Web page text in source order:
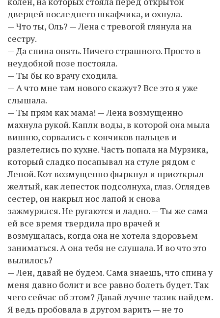
дверцей последнего шкафчика, и охнула.
— Что ты, Оль? — Лена с тревогой глянула на
сестру.
— Да спина опять. Ничего страшного. Просто в
неудобной позе постояла.
— Ты бы ко врачу сходила.
— А что мне там нового скажут? Все это я уже
слышала.
— Ты прям как мама! — Лена возмущенно
махнула рукой. Капли воды, в которой она мыла
вишню, сорвались с кончиков пальцев и
разлетелись по кухне. Часть попала на Мурзика,
который сладко посапывал на стуле рядом с
Леной. Кот возмущенно фыркнул и приоткрыл
желтый, как лепесток подсолнуха, глаз. Оглядев
сестер, он накрыл нос лапой и снова
зажмурился. Не ругаются и ладно. — Ты же сама
ей все время твердила про врачей и
возмущалась, когда она не хотела здоровьем
заниматься. А она тебя не слушала. И во что это
вылилось?
— Лен, давай не будем. Сама знаешь, что спина у
меня давно болит и все равно болеть будет. Так
чего сейчас об этом? Давай лучше тазик найдем.
Я ведь пробовала в другом варить — не то